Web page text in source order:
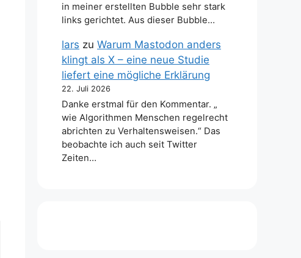
in meiner erstellten Bubble sehr stark
links gerichtet. Aus dieser Bubble…
lars zu Warum Mastodon anders
klingt als X – eine neue Studie
liefert eine mögliche Erklärung
22. Juli 2026
Danke erstmal für den Kommentar. „
wie Algorithmen Menschen regelrecht
abrichten zu Verhaltensweisen.“ Das
beobachte ich auch seit Twitter
Zeiten…